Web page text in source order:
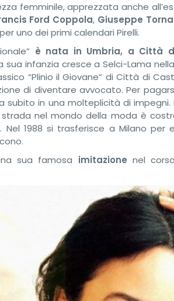
femminile, apprezzata anche
Ford Coppola, Giuseppe
uno dei primi calendari Pirelli.
è nata in Umbria, a Città
infanzia cresce a Selci-Lama nella
“Plinio il Giovane” di Città di
di diventare avvocato. Per
subito in una molteplicità di
nel mondo della moda è
1988 si trasferisce a Milano per
sua famosa imitazione nel